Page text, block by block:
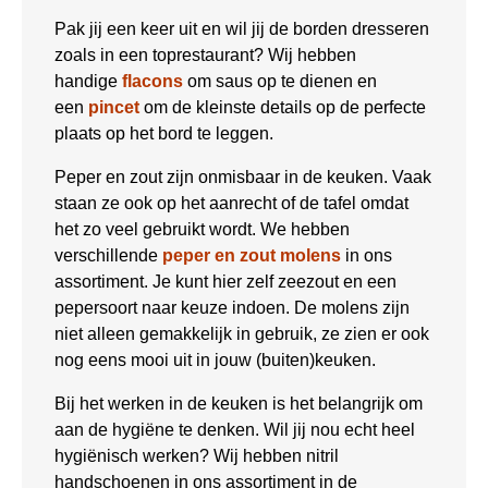
Pak jij een keer uit en wil jij de borden dresseren
zoals in een toprestaurant? Wij hebben
handige flacons om saus op te dienen en
een pincet om de kleinste details op de perfecte
plaats op het bord te leggen.
Peper en zout zijn onmisbaar in de keuken. Vaak
staan ze ook op het aanrecht of de tafel omdat
het zo veel gebruikt wordt. We hebben
verschillende peper en zout molens in ons
assortiment. Je kunt hier zelf zeezout en een
pepersoort naar keuze indoen. De molens zijn
niet alleen gemakkelijk in gebruik, ze zien er ook
nog eens mooi uit in jouw (buiten)keuken.
Bij het werken in de keuken is het belangrijk om
aan de hygiëne te denken. Wil jij nou echt heel
hygiënisch werken? Wij hebben nitril
handschoenen in ons assortiment in de